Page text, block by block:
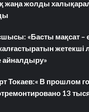
жолды
«Басты мақсат –
жетекші
айналдыру»
Токаев:« В прошлом
13